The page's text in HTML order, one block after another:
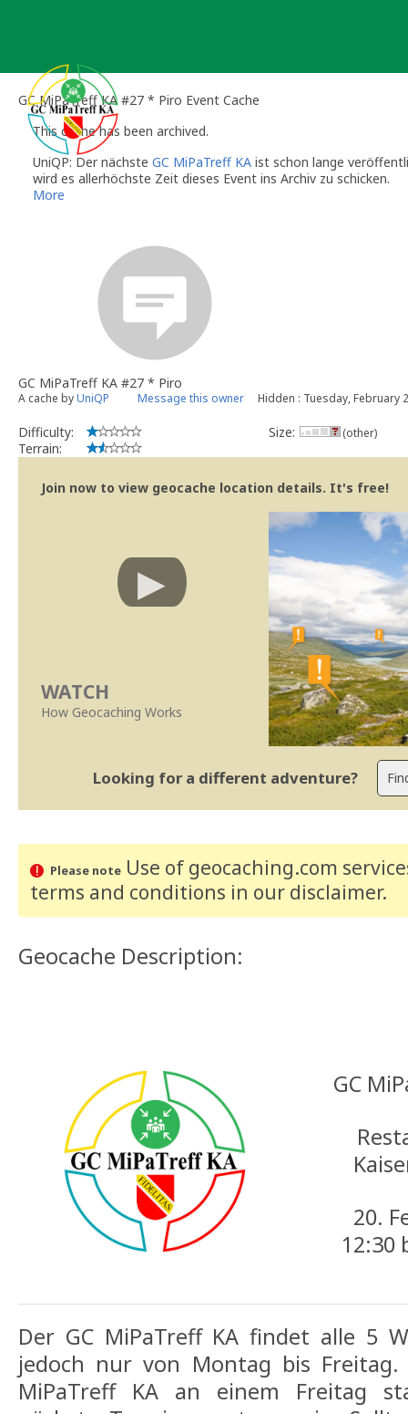
GC MiPaTreff KA #27 * Piro Event Cache
This cache has been archived.
UniQP: Der nächste GC MiPaTreff KA ist schon lange
wird es allerhöchste Zeit dieses Event ins Archiv zu schicken.
Danke an alle, die da waren.
More
GC MiPaTreff KA #27 * Piro
A cache byUniQP Message this owner Hidden : Tuesday, February
Difficulty:
Terrain:
Size: (other)
Join now to view geocache location details. It's free!
WATCH
How Geocaching Works
Looking for a different adventure?
Please noteUse of geocaching.com
terms and conditions in our disclaimer.
Geocache Description:
GC
20.
12:30
Der GC MiPaTreff KA findet alle 5
jedoch nur von Montag bis Freitag.
MiPaTreff KA an einem Freitag